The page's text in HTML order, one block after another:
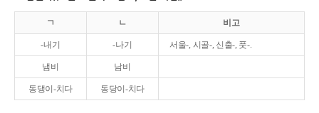
ㄱ ㄴ 비고
-내기 -나기 서울-, 시골-, 신출-, 풋-.
냄비 남비
동댕이-치다 동당이-치다